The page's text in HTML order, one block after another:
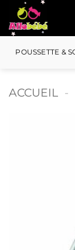
Passer
au
contenu
POUSSETTE &
ACCUEIL -